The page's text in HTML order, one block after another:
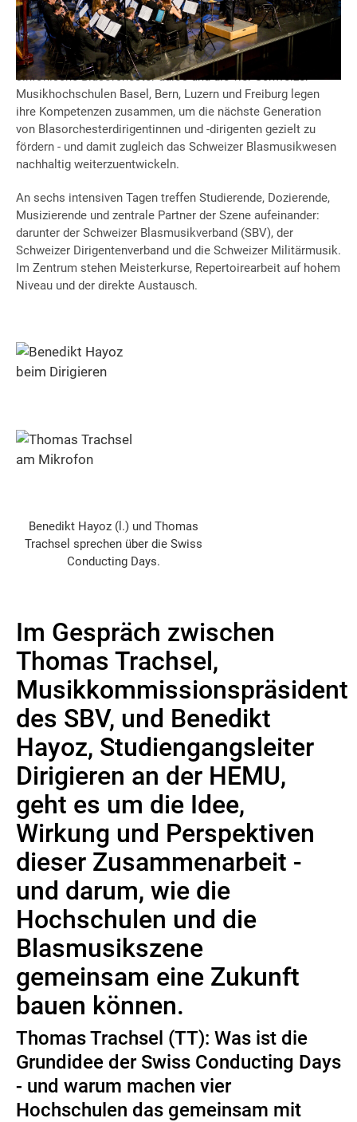
Days.
Mit diesem Format entsteht eine starke Plattform an der
Schnittstelle zwischen der Ausbildung und Praxis: Das
sinfonische Blasorchester aulos und die vier Schweizer
Musikhochschulen Basel, Bern, Luzern und Freiburg legen
ihre Kompetenzen zusammen, um die nächste Generation
von Blasorchesterdirigentinnen und -dirigenten gezielt zu
fördern - und damit zugleich das Schweizer Blasmusikwesen
nachhaltig weiterzuentwickeln.
An sechs intensiven Tagen treffen Studierende, Dozierende,
Musizierende und zentrale Partner der Szene aufeinander:
darunter der Schweizer Blasmusikverband (SBV), der
Schweizer Dirigentenverband und die Schweizer Militärmusik.
Im Zentrum stehen Meisterkurse, Repertoirearbeit auf hohem
Niveau und der direkte Austausch.
Benedikt Hayoz (l.) und Thomas
Trachsel sprechen über die Swiss
Conducting Days.
Im Gespräch zwischen
Thomas Trachsel,
Musikkommissionspräsident
des SBV, und Benedikt
Hayoz, Studiengangsleiter
Dirigieren an der HEMU,
geht es um die Idee,
Wirkung und Perspektiven
dieser Zusammenarbeit -
und darum, wie die
Hochschulen und die
Blasmusikszene
gemeinsam eine Zukunft
bauen können.
Thomas Trachsel (TT): Was ist die
Grundidee der Swiss Conducting Days
- und warum machen vier
Hochschulen das gemeinsam mit